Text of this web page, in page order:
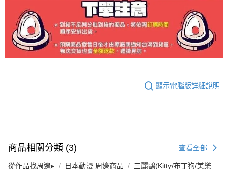
顯示電腦版詳細說明
商品相關分類 (3) 查看全部
從作品找周邊▸ 日本動漫 周邊商品 三麗鷗(Kitty/布丁狗/美樂